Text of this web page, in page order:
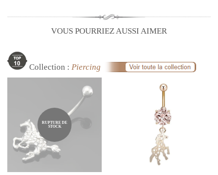
VOUS POURRIEZ AUSSI AIMER
Collection : Piercing
RUPTURE DE
STOCK